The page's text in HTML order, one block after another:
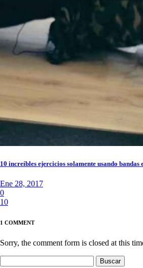
10 increíbles ejercicios solamente usando bandas
Ene 28, 2017
0
10
1 COMMENT
Sorry, the comment form is closed at this